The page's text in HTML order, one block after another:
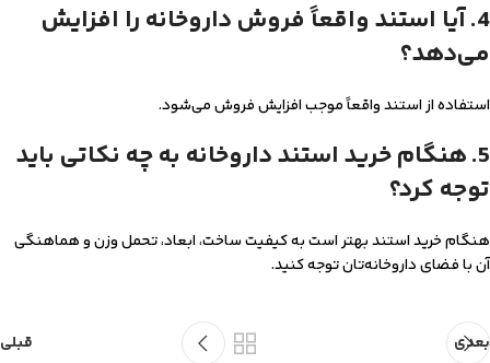
4. آیا استند واقعاً فروش داروخانه را افزایش
می‌دهد؟
استفاده از استند واقعاً موجب افزایش فروش می‌شود.
5. هنگام خرید استند داروخانه به چه نکاتی باید
توجه کرد؟
هنگام خرید استند بهتر است به کیفیت ساخت، ابعاد، تحمل وزن و هماهنگی
آن با فضای داروخانه‌تان توجه کنید.
بعدی قبلی